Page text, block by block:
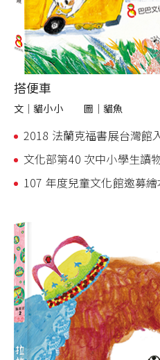
搭便車
文｜貓小小 圖｜貓魚
2018 法蘭克福書展台灣館
文化部第40 次中小學生讀
107 年度兒童文化館邀募